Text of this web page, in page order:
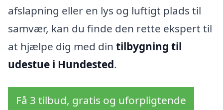
afslapning eller en lys og luftigt plads til
samvær, kan du finde den rette ekspert til
at hjælpe dig med din tilbygning til
udestue i Hundested.
Få 3 tilbud, gratis og uforpligtende